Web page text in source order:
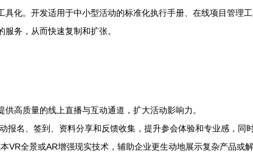
化。开发适用于中小型活动的标准化执行手册、在线项目管理
务，从而快速复制和扩张。
供高质量的线上直播与互动通道，扩大活动影响力。
报名、签到、资料分享和反馈收集，提升参会体验和专业感，同
VR全景或AR增强现实技术，辅助企业更生动地展示复杂产品或解